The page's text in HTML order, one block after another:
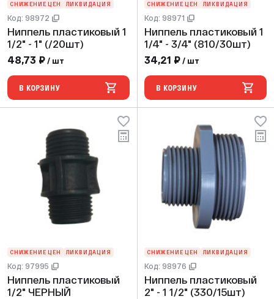
СНИЖЕНИЕ ЦЕН ЛИКВИДАЦИЯ
Код: 98972
Ниппель пластиковый 1
1/2" - 1" (/20шт)
48,73 ₽ / шт
В КОРЗИНУ
СНИЖЕНИЕ ЦЕН ЛИКВИДАЦИЯ
Код: 98971
Ниппель пластиковый 1
1/4" - 3/4" (810/30шт)
34,21 ₽ / шт
В КОРЗИНУ
СНИЖЕНИЕ ЦЕН ЛИКВИДАЦИЯ
Код: 97995
Ниппель пластиковый
1/2" ЧЕРНЫЙ
СНИЖЕНИЕ ЦЕН ЛИКВИДАЦИЯ
Код: 98976
Ниппель пластиковый
2" - 1 1/2" (330/15шт)